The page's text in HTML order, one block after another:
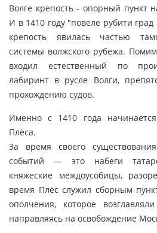
Волге крепость - опорный пункт
И в 1410 году "повеле рубити
крепость явилась частью
системы волжского рубежа.
входил естественный по
лабиринт в русле Волги,
прохождению судов.
Именно с 1410 года
Плёса.
За время своего
событий — это набеги татаро-
княжеские междоусобицы,
время Плёс служил сборным
ополчения, которое
направляясь на освобождение